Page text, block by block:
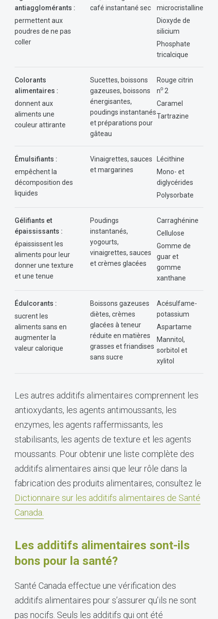
antiagglomérants :
permettent aux
poudres de ne pas
coller
café instantané sec
microcristalline
Dioxyde de
silicium
Phosphate
tricalcique
Colorants
alimentaires :
donnent aux
aliments une
couleur attirante
Sucettes, boissons
gazeuses, boissons
énergisantes,
poudings instantanés
et préparations pour
gâteau
Rouge citrin
no 2
Caramel
Tartrazine
Émulsifiants :
empêchent la
décomposition des
liquides
Vinaigrettes, sauces
et margarines
Lécithine
Mono- et
diglycérides
Polysorbate
Gélifiants et
épaississants :
épaississent les
aliments pour leur
donner une texture
et une tenue
Poudings
instantanés,
yogourts,
vinaigrettes, sauces
et crèmes glacées
Carraghénine
Cellulose
Gomme de
guar et
gomme
xanthane
Édulcorants :
sucrent les
aliments sans en
augmenter la
valeur calorique
Boissons gazeuses
diètes, crèmes
glacées à teneur
réduite en matières
grasses et friandises
sans sucre
Acésulfame-
potassium
Aspartame
Mannitol,
sorbitol et
xylitol
Les autres additifs alimentaires comprennent les
antioxydants, les agents antimoussants, les
enzymes, les agents raffermissants, les
stabilisants, les agents de texture et les agents
moussants. Pour obtenir une liste complète des
additifs alimentaires ainsi que leur rôle dans la
fabrication des produits alimentaires, consultez le
Dictionnaire sur les additifs alimentaires de Santé
Canada
Les additifs alimentaires sont-ils
bons pour la santé?
Santé Canada effectue une vérification des
additifs alimentaires pour s’assurer qu’ils ne sont
pas nocifs. Seuls les additifs qui ont été